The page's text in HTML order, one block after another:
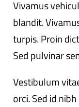
Vivamus
blandit.
turpis. Proin
Sed pulvinar
Vestibulum
orci. Sed id